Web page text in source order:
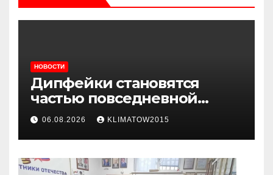
НОВОСТИ
Дипфейки становятся
частью повседневной
жизни: почему жителям
Ингушетии важно быть
внимательнее
06.08.2026 KLIMATOW2015